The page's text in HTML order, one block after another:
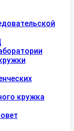
кружка